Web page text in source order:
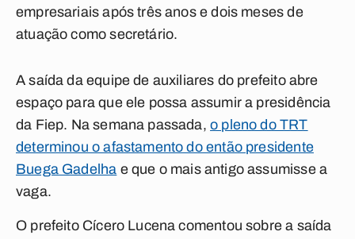
empresariais após três anos e dois meses de
atuação como secretário.
A saída da equipe de auxiliares do prefeito abre
espaço para que ele possa assumir a presidência
da Fiep. Na semana passada,o pleno do TRT
determinou o afastamento do então presidente
Buega Gadelha e que o mais antigo assumisse a
vaga.
O prefeito Cícero Lucena comentou sobre a saída